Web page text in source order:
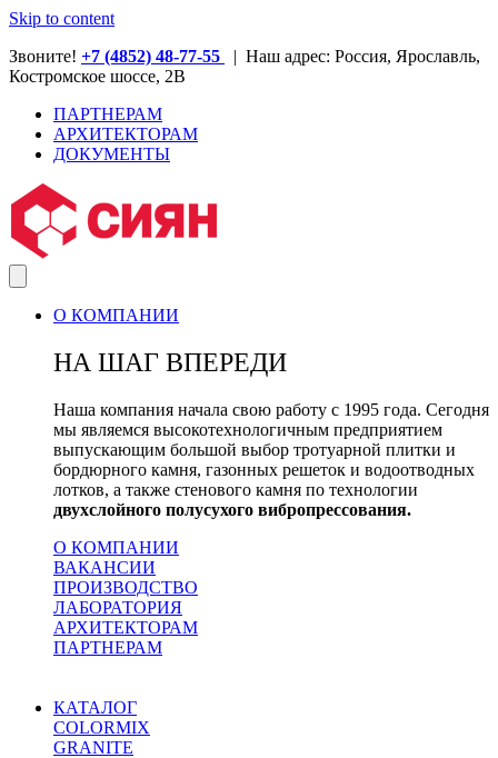
Skip to content
Звоните! +7 (4852) 48-77-55
| Наш адрес: Россия, Ярославль,
Костромское шоссе, 2В
ПАРТНЕРАМ
АРХИТЕКТОРАМ
ДОКУМЕНТЫ
О КОМПАНИИ
НА ШАГ ВПЕРЕДИ
Наша компания начала свою работу с 1995 года. Сегодня
мы являемся высокотехнологичным предприятием
выпускающим большой выбор тротуарной плитки и
бордюрного камня, газонных решеток и водоотводных
лотков, а также стенового камня по технологии
двухслойного полусухого вибропрессования.
О КОМПАНИИ
ВАКАНСИИ
ПРОИЗВОДСТВО
ЛАБОРАТОРИЯ
АРХИТЕКТОРАМ
ПАРТНЕРАМ
КАТАЛОГ
COLORMIX
GRANITE